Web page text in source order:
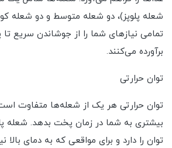
شعله پلوپز)، دو شعله متوسط و دو شعله
تمامی نیازهای شما را از جوشاندن سریع
برآورده می‌کنند.
توان حرارتی
توان حرارتی هر یک از شعله‌ها متفاوت
بیشتری به شما در زمان پخت بدهد. شعله
توان را دارد و برای مواقعی که به دمای